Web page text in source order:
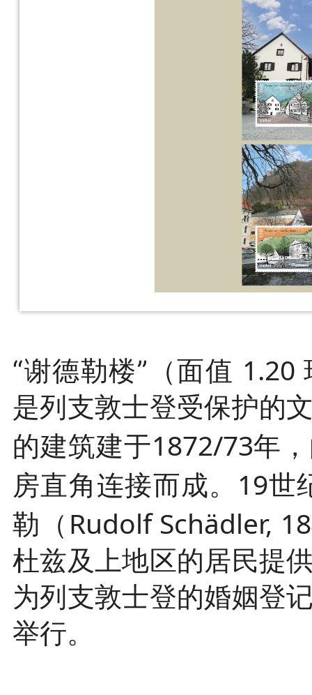
“谢德勒楼”（面值 1.20
是列支敦士登受保护的
的建筑建于1872/73年
房直角连接而成。 19世
勒（ Rudolf Schädler,
杜兹及上地区的居民提
为列支敦士登的婚姻登
举行。